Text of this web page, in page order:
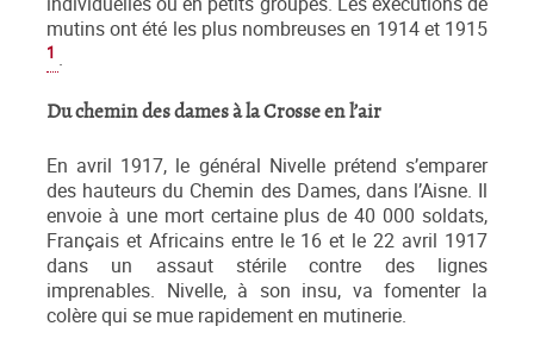
mutins ont été les plus nombreuses en 1914 et 1915
1 .
Du chemin des dames à la Crosse en l’air
En avril 1917, le général Nivelle prétend s’emparer
des hauteurs du Chemin des Dames, dans l’Aisne. Il
envoie à une mort certaine plus de 40 000 soldats,
Français et Africains entre le 16 et le 22 avril 1917
dans un assaut stérile contre des lignes
imprenables. Nivelle, à son insu, va fomenter la
colère qui se mue rapidement en mutinerie.